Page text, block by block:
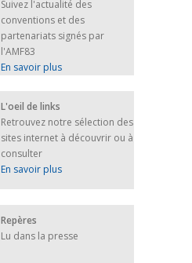
Suivez l'actualité des
conventions et des
partenariats signés par
l'AMF83
En savoir plus
L'oeil de links
Retrouvez notre sélection des
sites internet à découvrir ou à
consulter
En savoir plus
Repères
Lu dans la presse